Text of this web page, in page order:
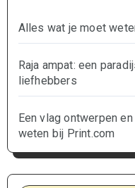
Alles wat je moet
Raja ampat: een
liefhebbers
Een vlag ontwerpen
weten bij Print.com